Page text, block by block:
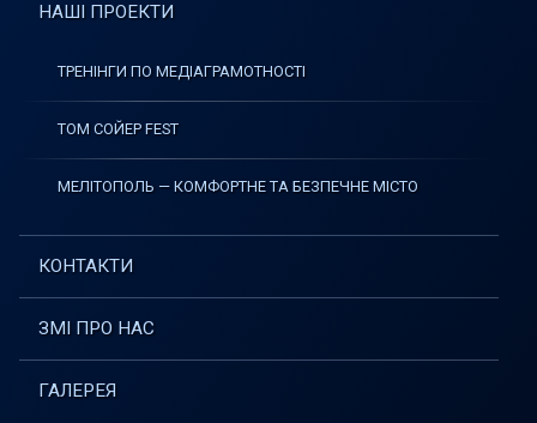
НАШІ ПРОЕКТИ
ТРЕНІНГИ ПО МЕДІАГРАМОТНОСТІ
ТОМ СОЙЕР FEST
МЕЛІТОПОЛЬ — КОМФОРТНЕ ТА БЕЗПЕЧНЕ МІСТО
КОНТАКТИ
ЗМІ ПРО НАС
ГАЛЕРЕЯ